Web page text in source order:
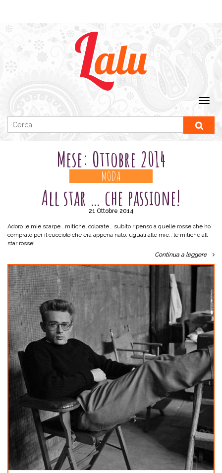
Mese: Ottobre 2014
MODA
All star … che passione!
21 Ottobre 2014
Adoro le mie scarpe.. mitiche, colorate… subito ripenso a quelle rosse che ho
comprato per il cucciolo che era appena nato, uguali alle mie.. le mitiche all
star rosse!
Continua a leggere